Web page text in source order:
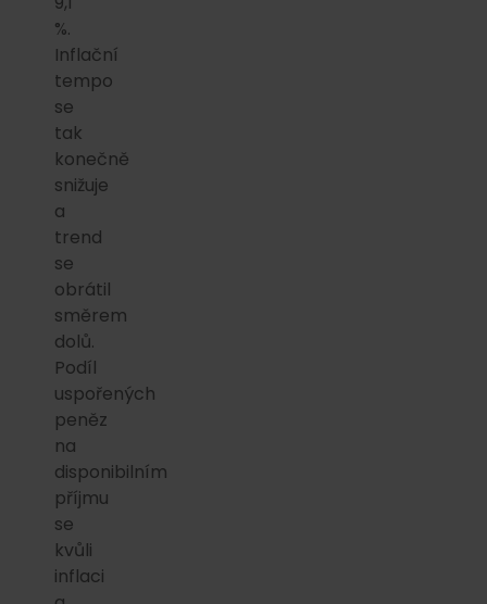
%.
Inflační
tempo
se
tak
konečně
snižuje
a
trend
se
obrátil
směrem
dolů.
Podíl
uspořených
peněz
na
disponibilním
příjmu
se
kvůli
inflaci